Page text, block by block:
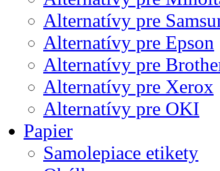
Alternatívy pre
Alternatívy pre Epson
Alternatívy pre
Alternatívy pre Xerox
Alternatívy pre OKI
Papier
Samolepiace etikety